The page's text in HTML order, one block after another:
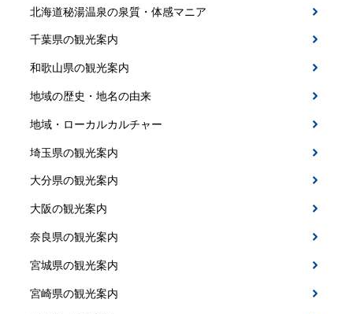
北海道秘湯温泉の泉質・体感マニア
千葉県の観光案内
和歌山県の観光案内
地域の歴史・地名の由来
地域・ローカルカルチャー
埼玉県の観光案内
大分県の観光案内
大阪の観光案内
奈良県の観光案内
宮城県の観光案内
宮崎県の観光案内